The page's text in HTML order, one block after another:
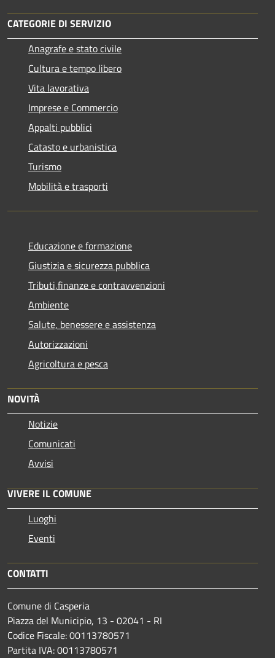
CATEGORIE DI SERVIZIO
Anagrafe e stato civile
Cultura e tempo libero
Vita lavorativa
Imprese e Commercio
Appalti pubblici
Catasto e urbanistica
Turismo
Mobilità e trasporti
Educazione e formazione
Giustizia e sicurezza pubblica
Tributi,finanze e contravvenzioni
Ambiente
Salute, benessere e assistenza
Autorizzazioni
Agricoltura e pesca
NOVITÀ
Notizie
Comunicati
Avvisi
VIVERE IL COMUNE
Luoghi
Eventi
CONTATTI
Comune di Casperia
Piazza del Municipio, 13 - 02041 - RI
Codice Fiscale: 00113780571
Partita IVA: 00113780571